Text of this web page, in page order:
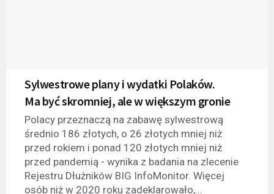
Sylwestrowe plany i wydatki Polaków.
Ma być skromniej, ale w większym gronie
Polacy przeznaczą na zabawę sylwestrową
średnio 186 złotych, o 26 złotych mniej niż
przed rokiem i ponad 120 złotych mniej niż
przed pandemią - wynika z badania na zlecenie
Rejestru Dłużników BIG InfoMonitor. Więcej
osób niż w 2020 roku zadeklarowało,...